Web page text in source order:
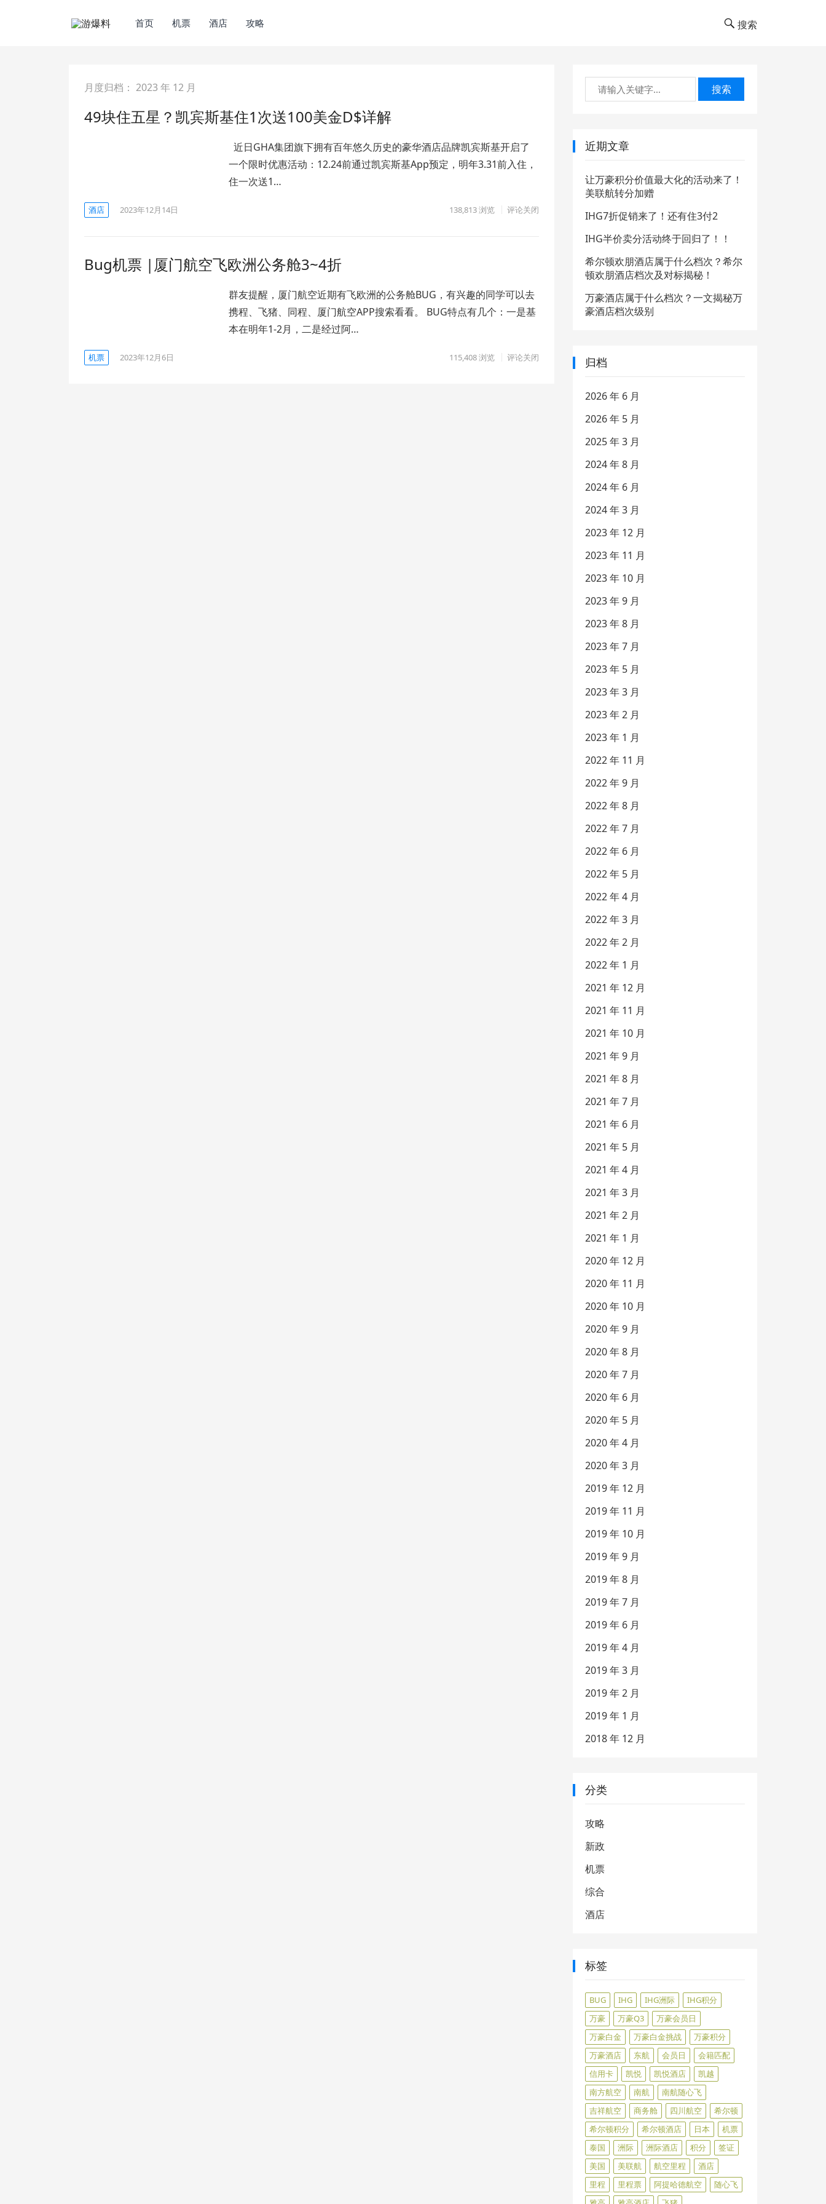
首页 机票 酒店 攻略 搜索
月度归档： 2023 年 12 月
49块住五星？凯宾斯基住1次送100美金D$详解
近日GHA集团旗下拥有百年悠久历史的豪华酒店品牌凯宾斯基开启了
一个限时优惠活动：12.24前通过凯宾斯基App预定，明年3.31前入住，
住一次送1…
酒店 2023年12月14日 138,813浏览 评论关闭
Bug机票 |厦门航空飞欧洲公务舱3~4折
群友提醒，厦门航空近期有飞欧洲的公务舱BUG，有兴趣的同学可以去
携程、飞猪、同程、厦门航空APP搜索看看。 BUG特点有几个：一是基
本在明年1-2月，二是经过阿…
机票 2023年12月6日 115,408浏览 评论关闭
搜索
近期文章
让万豪积分价值最大化的活动来了！
美联航转分加赠
IHG7折促销来了！还有住3付2
IHG半价卖分活动终于回归了！！
希尔顿欢朋酒店属于什么档次？希尔
顿欢朋酒店档次及对标揭秘！
万豪酒店属于什么档次？一文揭秘万
豪酒店档次级别
归档
2026 年 6 月
2026 年 5 月
2025 年 3 月
2024 年 8 月
2024 年 6 月
2024 年 3 月
2023 年 12 月
2023 年 11 月
2023 年 10 月
2023 年 9 月
2023 年 8 月
2023 年 7 月
2023 年 5 月
2023 年 3 月
2023 年 2 月
2023 年 1 月
2022 年 11 月
2022 年 9 月
2022 年 8 月
2022 年 7 月
2022 年 6 月
2022 年 5 月
2022 年 4 月
2022 年 3 月
2022 年 2 月
2022 年 1 月
2021 年 12 月
2021 年 11 月
2021 年 10 月
2021 年 9 月
2021 年 8 月
2021 年 7 月
2021 年 6 月
2021 年 5 月
2021 年 4 月
2021 年 3 月
2021 年 2 月
2021 年 1 月
2020 年 12 月
2020 年 11 月
2020 年 10 月
2020 年 9 月
2020 年 8 月
2020 年 7 月
2020 年 6 月
2020 年 5 月
2020 年 4 月
2020 年 3 月
2019 年 12 月
2019 年 11 月
2019 年 10 月
2019 年 9 月
2019 年 8 月
2019 年 7 月
2019 年 6 月
2019 年 4 月
2019 年 3 月
2019 年 2 月
2019 年 1 月
2018 年 12 月
分类
攻略
新政
机票
综合
酒店
标签
BUG IHG IHG洲际
IHG积分
万豪
万豪Q3
万豪会员日
万豪白金
万豪白金挑战
万豪积分
万豪酒店
东航 会员日
会籍匹配
信用卡
凯悦 凯悦酒店
凯越
南方航空
南航
南航随心飞
吉祥航空
商务舱 四川航空
希尔顿
希尔顿积分
希尔顿酒店 日本
机票
泰国
洲际 洲际酒店 积分
签证
美国
美联航 航空里程
酒店
里程
里程票 阿提哈德航空
随心飞